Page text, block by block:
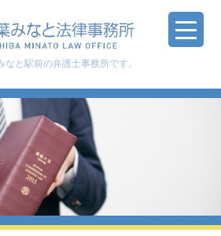
なと駅前の弁護士事務所です。